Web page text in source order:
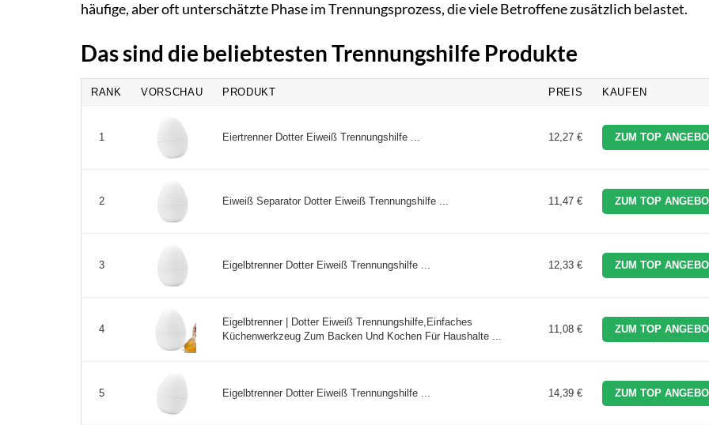
häufige, aber oft unterschätzte Phase im Trennungsprozess, die viele Betroffene zusätzlich belastet.
Das sind die beliebtesten Trennungshilfe Produkte
RANK VORSCHAU PRODUKT PREIS KAUFEN
1 Eiertrenner Dotter Eiweiß Trennungshilfe ... 12,27 € ZUM TOP
2 Eiweiß Separator Dotter Eiweiß Trennungshilfe ... 11,47 € ZUM TOP
3 Eigelbtrenner Dotter Eiweiß Trennungshilfe ... 12,33 € ZUM TOP
4
Eigelbtrenner | Dotter Eiweiß Trennungshilfe,Einfaches
Küchenwerkzeug Zum Backen Und Kochen Für Haushalte ...
11,08 € ZUM TOP
5 Eigelbtrenner Dotter Eiweiß Trennungshilfe ... 14,39 € ZUM TOP